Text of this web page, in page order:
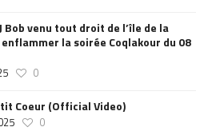
Bob venu tout droit de l’île de la
la soirée Coqlakour du 08
0
Coeur (Official Video)
0